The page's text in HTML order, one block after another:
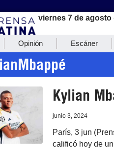
viernes 7 de agosto
Opinión Escáner
Kylian
junio 3, 2024
París, 3 jun
calificó hoy de